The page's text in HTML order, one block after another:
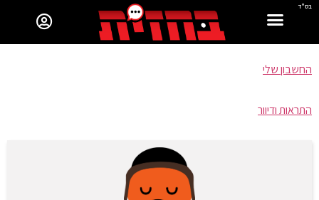
בס"ד
החשבון שלי
התראות ודיוור